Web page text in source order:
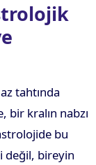
tahtında
bir kralın nabzı
bu
değil, bireyin